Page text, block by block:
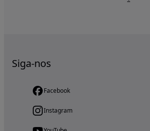
Siga-nos
Facebook
Instagram